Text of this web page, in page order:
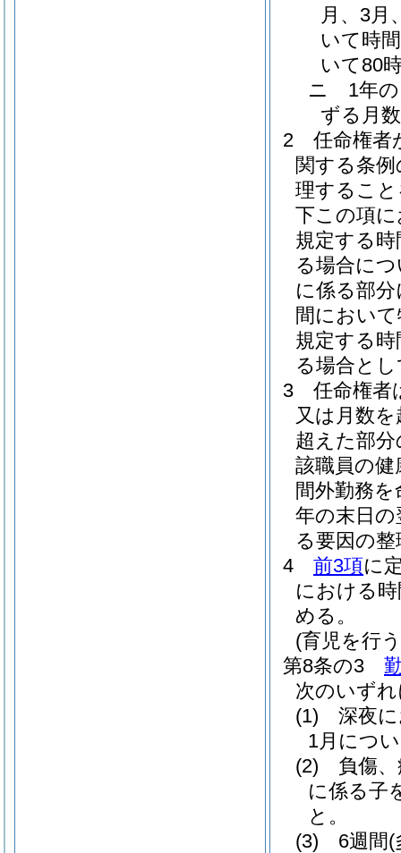
月、3月
いて時
いて80
ニ
1年
ずる月
2
任命権者
関する条
理するこ
下この項
規定する
る場合に
に係る部
間におい
規定する
る場合と
3
任命権者
又は月数
超えた部
該職員の
間外勤務
年の末日
る要因の
4
前3項に
における
める。
(育児を行
第8条の3
次のいず
(1)
深夜
1月につ
(2)
負傷
に係る子
と。
(3)
6週間(